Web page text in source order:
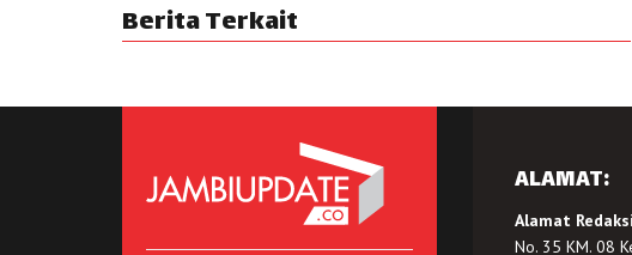
Berita Terkait
ALAMAT:
Alamat
No. 35 KM. 08